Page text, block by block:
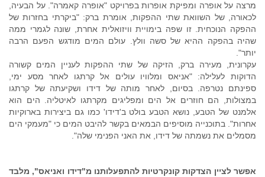
מרצה על אופרה ומפיקת אופרות בפרויקט "אופרה קאמרה". על הבעיה,
לכאורה, של השוואת שתי ההפקות, אומרת ברק: "ביקרתי בחזרות של
ההפקה הנוכחית. זו שפה בימויית וויזואלית אחרת, שונה לגמרי ממה
שהיה בהפקה ההיא של סשה וולץ. עולם המים מודגש הפעם הרבה
יותר".
עקרונית, מעירה ברק, הזיקה של שתי ההפקות לעניין המים קשורה
הדוקות לעלילה: "אניאס ומלוויו עולים אל קרתגו לאחר מסע ימי,
ספינתם נטרפה. בסיום, לאחר מותה של דידו ושקיעתה של קרתגו
במצולות, הם חוזרים אל הים ומפליגים מקרתגו לאיטליה. הים הוא
אלמנט של הטבע, נושא הטבע בולט ב'דידו' כמו גם ביצירות בארוקיות
אחרות". בתוכנייה מוסיפים הבמאים בקשר להיבט המים כי "מעמקי הים
מסמלים את נשמתה של דידו, את האני הפנימי שלה".
אפשר לציין הצדקות קונקרטיות להתפעלותנו מ"דידו ואניאס", מלבד